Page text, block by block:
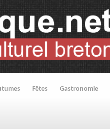
Fêtes Gastronomie